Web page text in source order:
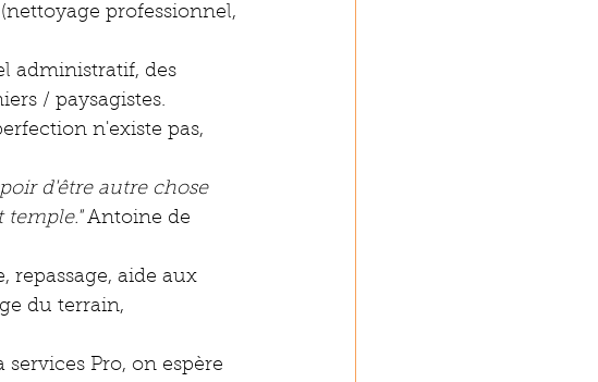
professionnel,
administratif, des
/ paysagistes.
n'existe pas,
d'être autre chose
temple." Antoine de
repassage, aide aux
du terrain,
Pro, on espère